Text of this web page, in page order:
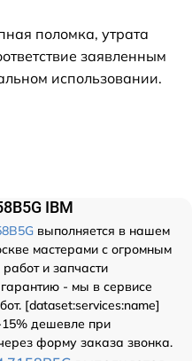
поломка, утрата
заявленным
использовании.
IBM
выполняется в нашем
мастерами с огромным
и запчасти
- мы в сервисе
[dataset:services:name]
15% дешевле при
форму заказа звонка.